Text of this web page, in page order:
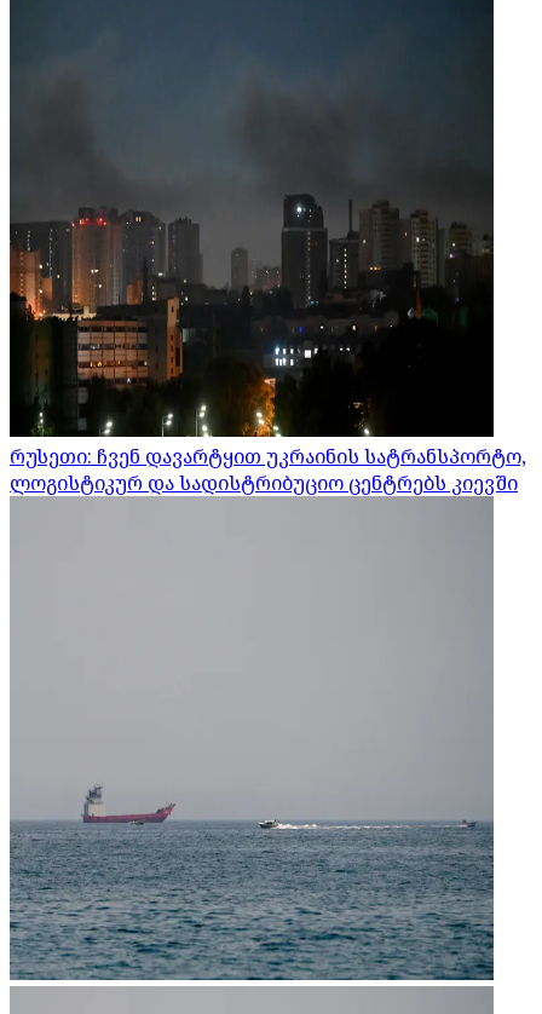
რუსეთი: ჩვენ დავარტყით უკრაინის სატრანსპორტო,
ლოგისტიკურ და სადისტრიბუციო ცენტრებს კიევში